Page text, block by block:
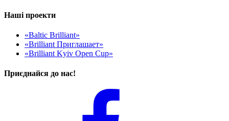
Наші проекти
«Baltic Brilliant»
«Brilliant Приглашает»
«Brilliant Kyiv Open Cup»
Приєднайся до нас!